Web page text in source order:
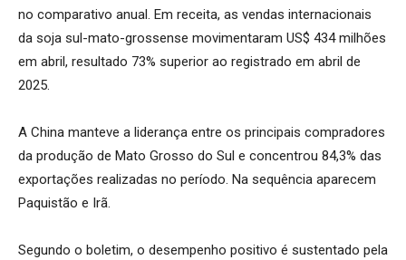
no comparativo anual. Em receita, as vendas internacionais
da soja sul-mato-grossense movimentaram US$ 434 milhões
em abril, resultado 73% superior ao registrado em abril de
2025.
A China manteve a liderança entre os principais compradores
da produção de Mato Grosso do Sul e concentrou 84,3% das
exportações realizadas no período. Na sequência aparecem
Paquistão e Irã.
Segundo o boletim, o desempenho positivo é sustentado pela